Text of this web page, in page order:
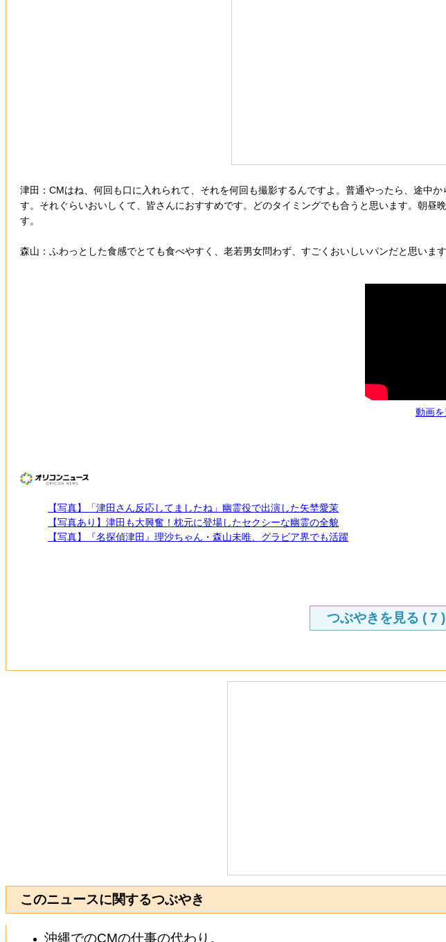
津田：CMはね、何回も口に入れられて、それを何回も撮影するんですよ。普通やったら、途中
す。それぐらいおいしくて、皆さんにおすすめです。どのタイミングでも合うと思います。朝
す。
森山：ふわっとした食感でとても食べやすく、老若男女問わず、すごくおいしいパンだと思い
動画
【写真】「津田さん反応してましたね」幽霊役で出演した矢埜愛茉
【写真あり】津田も大興奮！枕元に登場したセクシーな幽霊の全貌
【写真】『名探偵津田』理沙ちゃん・森山未唯、グラビア界でも活躍
つぶやきを見る ( 7 )
このニュースに関するつぶやき
沖縄でのCMの仕事の代わり。